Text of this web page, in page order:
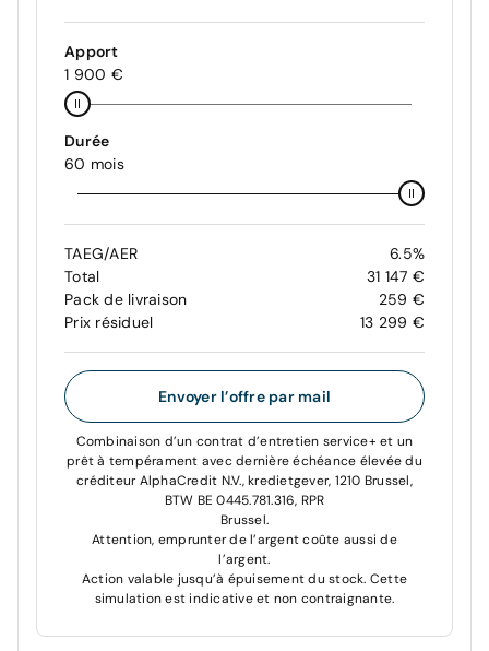
Apport
1 900 €
Durée
60 mois
TAEG/AER
6.5%
Total
31 147 €
Pack de livraison
259 €
Prix résiduel
13 299 €
Envoyer l’offre par mail
Combinaison d’un contrat d’entretien service+ et un
prêt à tempérament avec dernière échéance élevée du
créditeur AlphaCredit N.V., kredietgever, 1210 Brussel,
BTW BE 0445.781.316, RPR
Brussel.
Attention, emprunter de l’argent coûte aussi de
l’argent.
Action valable jusqu’à épuisement du stock. Cette
simulation est indicative et non contraignante.